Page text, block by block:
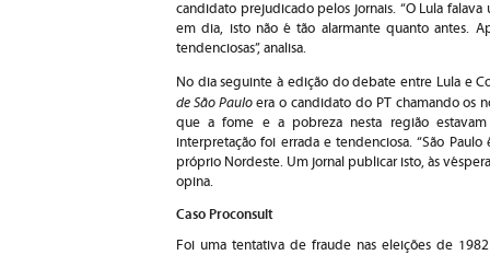
candidato prejudicado pelos jornais. “O Lula
em dia, isto não é tão alarmante quanto antes.
tendenciosas”, analisa.
No dia seguinte à edição do debate entre Lula e
de São Pauloera o candidato do PT chamando os
que a fome e a pobreza nesta região estavam
interpretação foi errada e tendenciosa. “São
próprio Nordeste. Um jornal publicar isto, às
opina.
Caso Proconsult
Foi uma tentativa de fraude nas eleições de